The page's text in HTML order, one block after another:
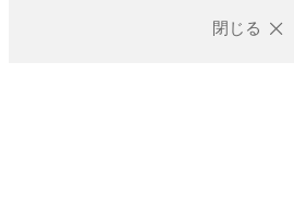
閉じる